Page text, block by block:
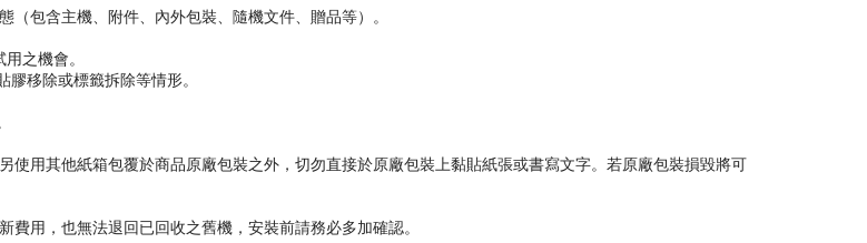
包含主機、附件、內外包裝、隨機文件、贈品等）。
之機會。
移除或標籤拆除等情形。
用其他紙箱包覆於商品原廠包裝之外，切勿直接於原廠包裝上黏貼紙張或書寫文字。若原廠包裝損毀將可
用，也無法退回已回收之舊機，安裝前請務必多加確認。